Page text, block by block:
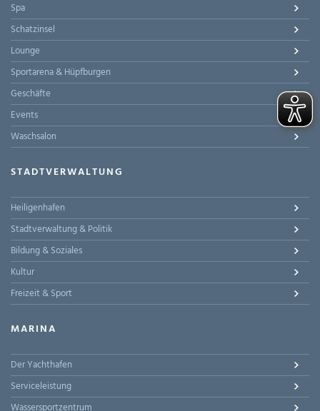
Spa
Schatzinsel
Lounge
Sportarena & Hüpfburgen
Geschäfte
Events
Waschsalon
STADTVERWALTUNG
Heiligenhafen
Stadtverwaltung & Politik
Bildung & Soziales
Kultur
Freizeit & Sport
MARINA
Der Yachthafen
Serviceleistung
Wassersportzentrum